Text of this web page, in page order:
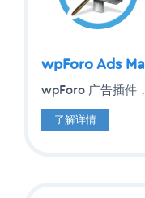
wpForo Ads
wpForo 广告插件
了解详情